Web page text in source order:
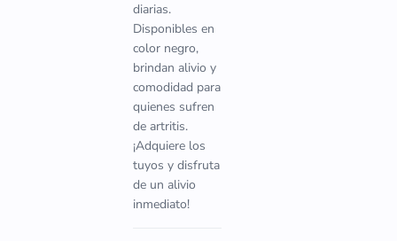
diarias.
Disponibles en
color negro,
brindan alivio y
comodidad para
quienes sufren
de artritis.
¡Adquiere los
tuyos y disfruta
de un alivio
inmediato!